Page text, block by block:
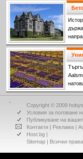
Copyright © 2009
Условия за ползване
Публикуване на
Контакти | Реклама |
Host.bg |
Sitemap | Всички